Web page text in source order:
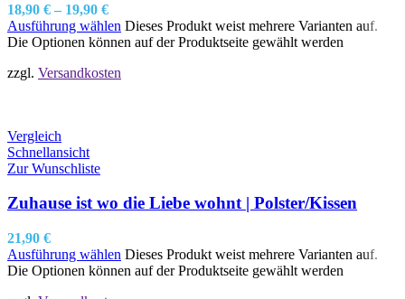
18,90 € – 19,90 €
Ausführung wählen Dieses Produkt weist mehrere Varianten auf.
Die Optionen können auf der Produktseite gewählt werden
zzgl. Versandkosten
Vergleich
Schnellansicht
Zur Wunschliste
Zuhause ist wo die Liebe wohnt | Polster/Kissen
21,90 €
Ausführung wählen Dieses Produkt weist mehrere Varianten auf.
Die Optionen können auf der Produktseite gewählt werden